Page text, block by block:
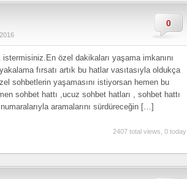
0
özel dakikaları yaşama imkanını
fırsatı artık bu hatlar vasıtasıyla oldukça
sohbetlerin yaşamasını istiyorsan hemen bu
sohbet hattı ,ucuz sohbet hatları , sohbet hattı
aramalarını sürdüreceğin […]
2407 total views, 0 today